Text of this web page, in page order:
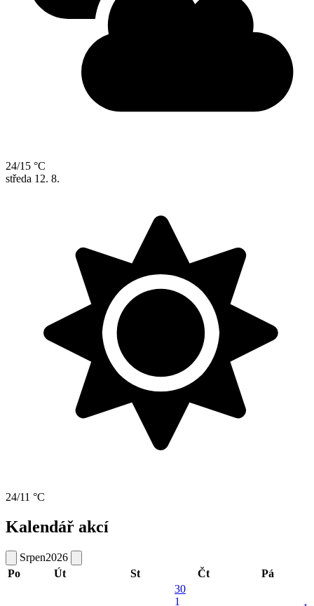
24/15 °C
středa 12. 8.
24/11 °C
Kalendář akcí
Srpen2026
Po
Út St Čt
Pá
30
1